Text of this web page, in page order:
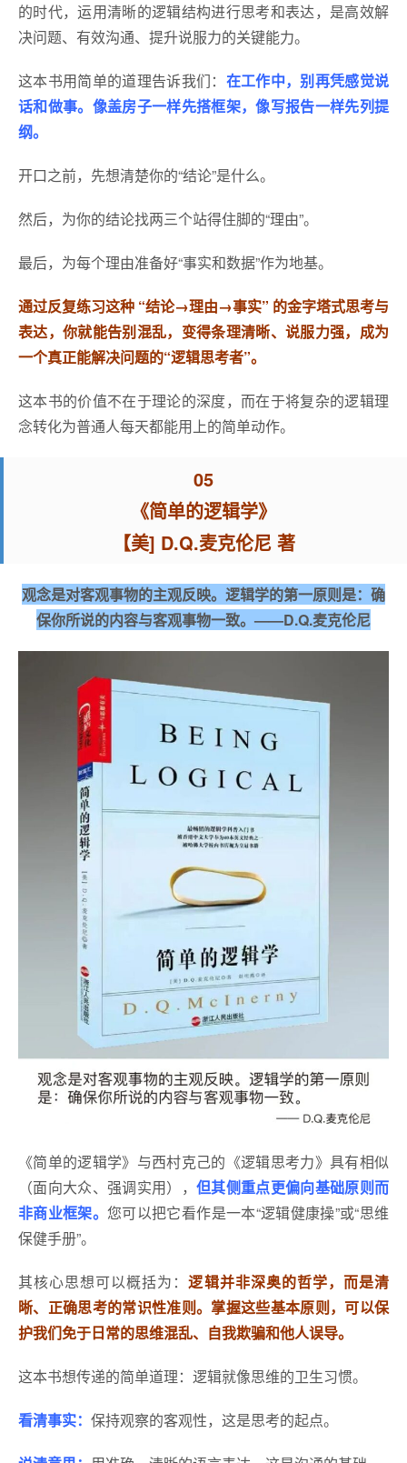
的时代，运用清晰的逻辑结构进行思考和表达，是高效解
决问题、有效沟通、提升说服力的关键能力。
这本书用简单的道理告诉我们： 在工作中，别再凭感觉说
话和做事。像盖房子一样先搭框架，像写报告一样先列提
纲。
开口之前，先想清楚你的“结论”是什么。
然后，为你的结论找两三个站得住脚的“理由”。
最后，为每个理由准备好“事实和数据”作为地基。
通过反复练习这种 “结论→理由→事实” 的金字塔式思考与
表达，你就能告别混乱，变得条理清晰、说服力强，成为
一个真正能解决问题的“逻辑思考者”。
这本书的价值不在于理论的深度，而在于将复杂的逻辑理
念转化为普通人每天都能用上的简单动作。
05
《简单的逻辑学》
【美] D.Q.麦克伦尼 著
观念是对客观事物的主观反映。逻辑学的第一原则是：确
保你所说的内容与客观事物一致。——D.Q.麦克伦尼
《简单的逻辑学》与西村克己的《逻辑思考力》具有相似
（面向大众、强调实用）， 但其侧重点更偏向基础原则而
非商业框架。您可以把它看作是一本“逻辑健康操”或“思维
保健手册”。
其核心思想可以概括为：逻辑并非深奥的哲学，而是清
晰、正确思考的常识性准则。掌握这些基本原则，可以保
护我们免于日常的思维混乱、自我欺骗和他人误导。
这本书想传递的简单道理：逻辑就像思维的卫生习惯。
看清事实： 保持观察的客观性，这是思考的起点。